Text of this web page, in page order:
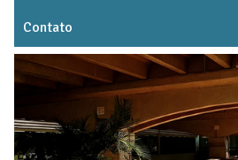
Contato